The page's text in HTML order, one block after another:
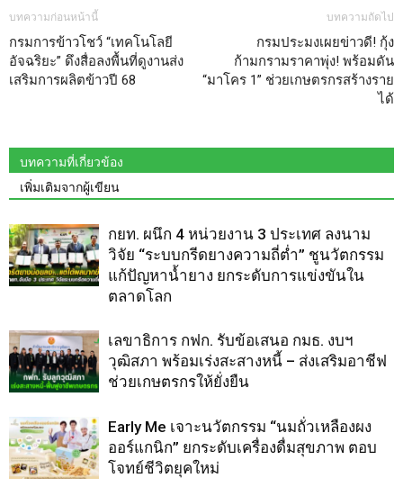
บทความก่อนหน้านี้
กรมการข้าวโชว์ “เทคโนโลยี
อัจฉริยะ” ดึงสื่อลงพื้นที่ดูงานส่ง
เสริมการผลิตข้าวปี 68
บทความถัดไป
กรมประมงเผยข่าวดี! กุ้ง
ก้ามกรามราคาพุ่ง! พร้อมดัน
“มาโคร 1” ช่วยเกษตรกรสร้างราย
ได้
บทความที่เกี่ยวข้อง
เพิ่มเติมจากผู้เขียน
กยท. ผนึก 4 หน่วยงาน 3 ประเทศ ลงนาม
วิจัย “ระบบกรีดยางความถี่ต่ำ” ชูนวัตกรรม
แก้ปัญหาน้ำยาง ยกระดับการแข่งขันใน
ตลาดโลก
เลขาธิการ กฟก. รับข้อเสนอ กมธ. งบฯ
วุฒิสภา พร้อมเร่งสะสางหนี้ – ส่งเสริมอาชีฟ
ช่วยเกษตรกรให้ยั่งยืน
Early Me เจาะนวัตกรรม “นมถั่วเหลืองผง
ออร์แกนิก” ยกระดับเครื่องดื่มสุขภาพ ตอบ
โจทย์ชีวิตยุคใหม่